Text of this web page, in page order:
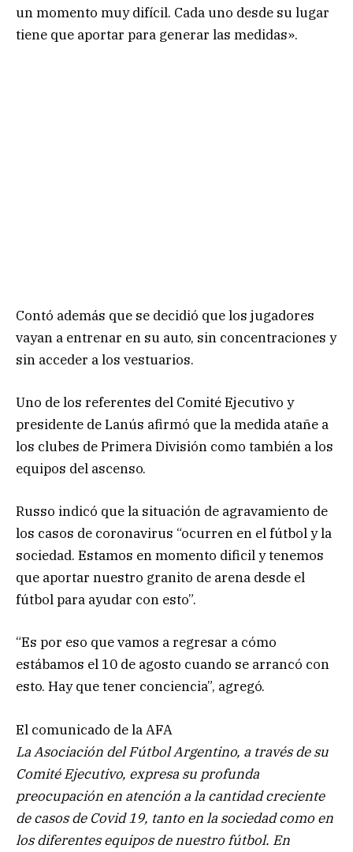
un momento muy difícil. Cada uno desde su lugar
tiene que aportar para generar las medidas».
Contó además que se decidió que los jugadores
vayan a entrenar en su auto, sin concentraciones y
sin acceder a los vestuarios.
Uno de los referentes del Comité Ejecutivo y
presidente de Lanús afirmó que la medida atañe a
los clubes de Primera División como también a los
equipos del ascenso.
Russo indicó que la situación de agravamiento de
los casos de coronavirus “ocurren en el fútbol y la
sociedad. Estamos en momento dificil y tenemos
que aportar nuestro granito de arena desde el
fútbol para ayudar con esto”.
“Es por eso que vamos a regresar a cómo
estábamos el 10 de agosto cuando se arrancó con
esto. Hay que tener conciencia”, agregó.
El comunicado de la AFA
La Asociación del Fútbol Argentino, a través de su
Comité Ejecutivo, expresa su profunda
preocupación en atención a la cantidad creciente
de casos de Covid 19, tanto en la sociedad como en
los diferentes equipos de nuestro fútbol. En